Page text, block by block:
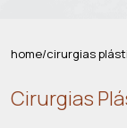
home/cirurgias
Cirurgias